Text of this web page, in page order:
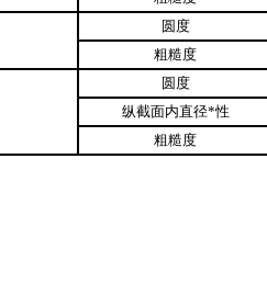
圆度
粗糙度
圆度
纵截面内直径*性
粗糙度